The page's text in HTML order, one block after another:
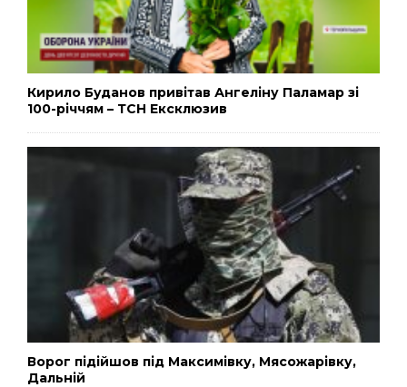
Кирило Буданов привітав Ангеліну Паламар зі
100-річчям – ТСН Ексклюзив
Ворог підійшов під Максимівку, Мясожарівку,
Дальній